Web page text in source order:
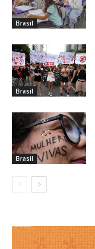
Brasil
Brasil
Brasil